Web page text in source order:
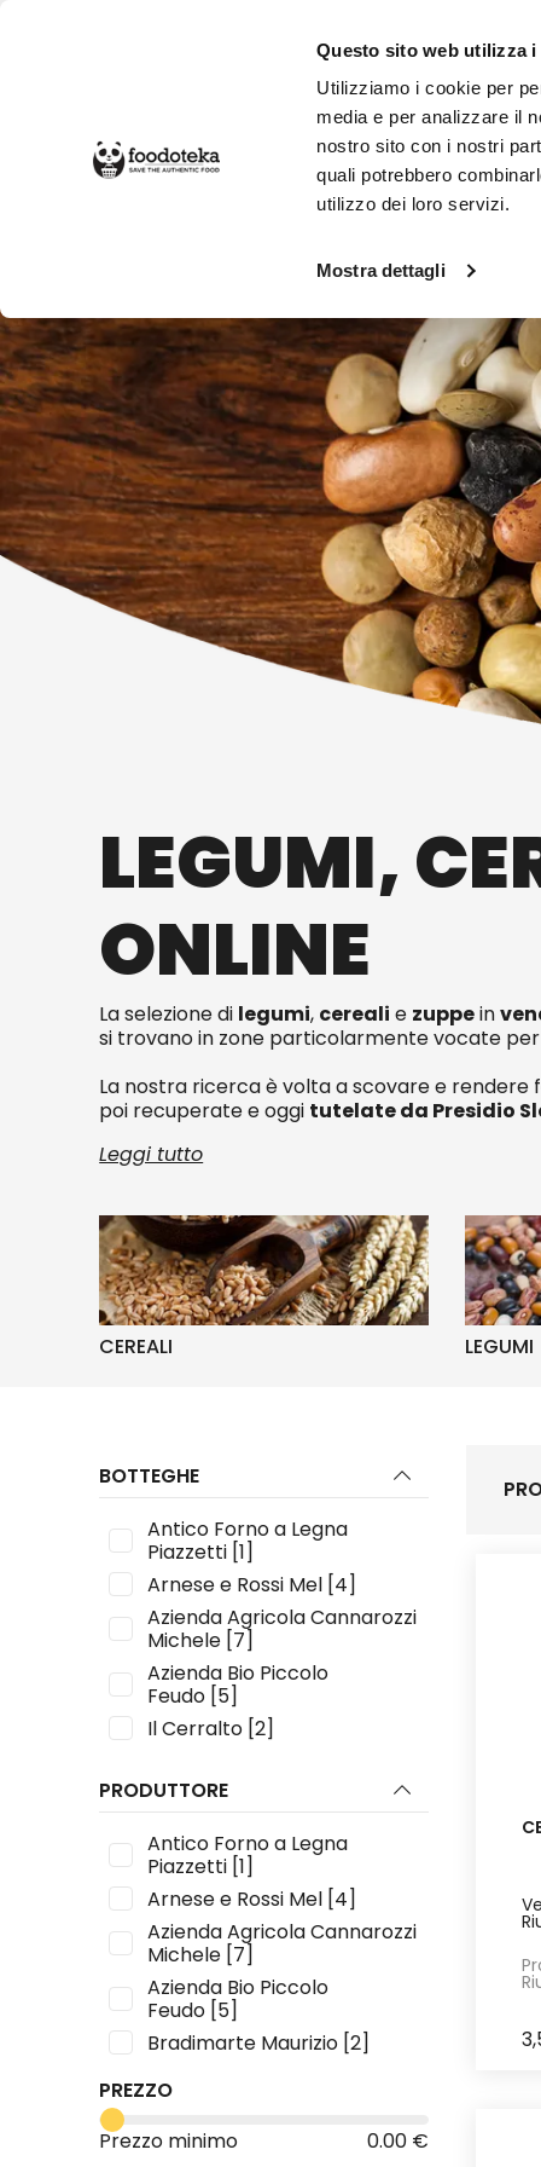
Questo sito web utilizza i
Utilizziamo i cookie per
media e per analizzare il
nostro sito con i nostri
quali potrebbero
utilizzo dei loro servizi.
Mostra dettagli
SPESA ONLINE DA NON
LEGUMI,
ONLINE
La selezione di legumi, cereali e zuppein
si trovano in zone particolarmente vocate
La nostra ricerca è volta a scovare e
poi recuperate e oggi tutelate da Presidio
Leggi tutto
CEREALI LEGUMI
BOTTEGHE
Antico Forno a Legna
Piazzetti [1]
Arnese e Rossi Mel [4]
Azienda Agricola Cannarozzi
Michele [7]
Azienda Bio Piccolo
Feudo [5]
Il Cerralto [2]
L'Orto del Cilento
La Valle del Drago[1]
Lievito Madre[34]
Luigi Turboli[2]
Magazzini Paolo
Mulino Cantisani[1]
Quin[1]
Sandra Negro[1]
Terreni Riuniti Alta
PRODUTTORE
Antico Forno a Legna
Piazzetti [1]
Arnese e Rossi Mel [4]
Azienda Agricola Cannarozzi
Michele [7]
Azienda Bio Piccolo
Feudo [5]
Bradimarte Maurizio [2]
Il Sogno Verde
PREZZO
Prezzo minimo
0.00 €